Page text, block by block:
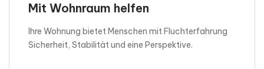
Mit Wohnraum helfen
Ihre Wohnung bietet Menschen mit Fluchterfahrung
Sicherheit, Stabilität und eine Perspektive.